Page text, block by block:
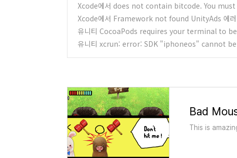
Xcode에서 does not contain bitcode. You
Xcode에서 Framework not found UnityAds 에러
유니티 CocoaPods requires your terminal to
유니티 xcrun: error: SDK "iphoneos" cannot be
Bad
This is